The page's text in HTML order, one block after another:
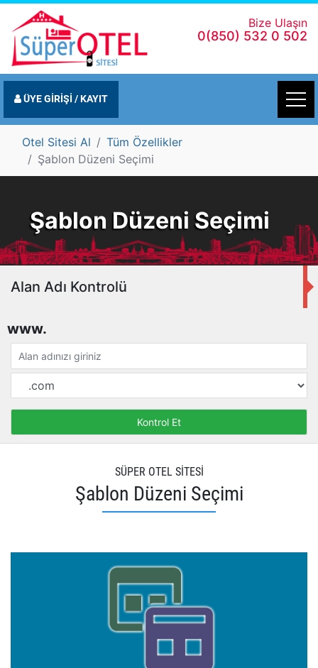
Bize Ulaşın
0(850) 532 0 502
ÜYE GİRİŞİ / KAYIT
Otel Sitesi Al
Tüm Özellikler
Şablon Düzeni Seçimi
Şablon Düzeni Seçimi
Alan Adı Kontrolü
www.
SÜPER OTEL SİTESİ
Şablon Düzeni Seçimi